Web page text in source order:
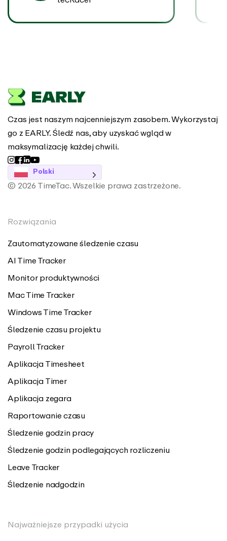
Czas jest naszym najcenniejszym zasobem. Wykorzystaj
go z EARLY. Śledź nas, aby uzyskać wgląd w
maksymalizację każdej chwili.
Polski
© 2026 TimeTac. Wszelkie prawa zastrzeżone.
Rozwiązania
Zautomatyzowane śledzenie czasu
AI Time Tracker
Monitor produktywności
Mac Time Tracker
Windows Time Tracker
Śledzenie czasu projektu
Payroll Tracker
Aplikacja Timesheet
Aplikacja Timer
Aplikacja zegara
Raportowanie czasu
Śledzenie godzin pracy
Śledzenie godzin podlegających rozliczeniu
Leave Tracker
Śledzenie nadgodzin
Najważniejsze przypadki użycia